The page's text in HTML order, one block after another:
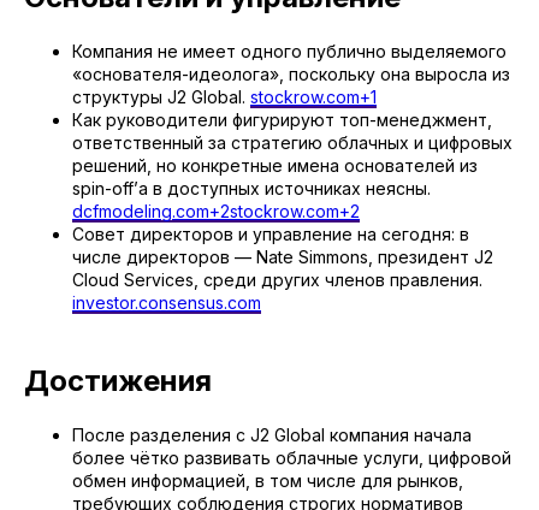
Компания не имеет одного публично выделяемого
«основателя-идеолога», поскольку она выросла из
структуры J2 Global. stockrow.com+1
Как руководители фигурируют топ-менеджмент,
ответственный за стратегию облачных и цифровых
решений, но конкретные имена основателей из
spin-off’а в доступных источниках неясны.
dcfmodeling.com+2stockrow.com+2
Совет директоров и управление на сегодня: в
числе директоров — Nate Simmons, президент J2
Cloud Services, среди других членов правления.
investor.consensus.com
Достижения
После разделения с J2 Global компания начала
более чётко развивать облачные услуги, цифровой
обмен информацией, в том числе для рынков,
требующих соблюдения строгих нормативов